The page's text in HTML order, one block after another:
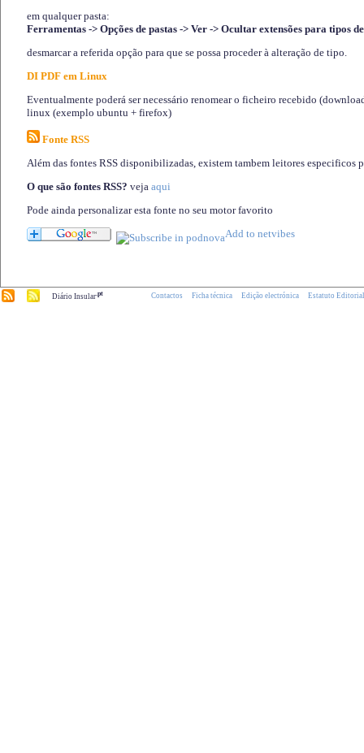
em qualquer pasta:
Ferramentas -> Opções de pastas -> Ver -> Ocultar extensões para tipos
desmarcar a referida opção para que se possa proceder à alteração de tipo.
DI PDF em Linux
Eventualmente poderá ser necessário renomear o ficheiro recebido
linux (exemplo ubuntu + firefox)
Fonte RSS
Além das fontes RSS disponibilizadas, existem tambem leitores especificos
O que são fontes RSS? veja aqui
Pode ainda personalizar esta fonte no seu motor favorito
Diário Insular.pt Contactos Ficha técnica Edição electrónica Estatuto Editorial